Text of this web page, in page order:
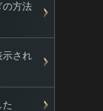
の方法
示され